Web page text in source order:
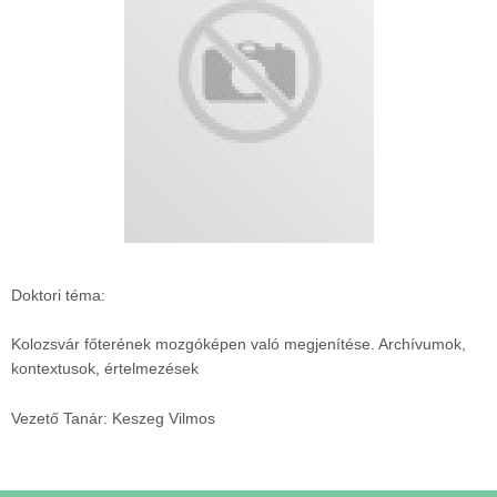
Doktori téma:
Kolozsvár főterének mozgóképen való megjenítése. Archívumok,
kontextusok, értelmezések
Vezető Tanár: Keszeg Vilmos